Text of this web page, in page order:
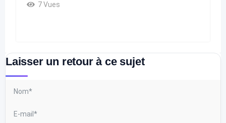
7 Vues
Laisser un retour à ce sujet